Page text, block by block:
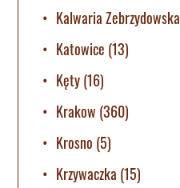
Kalwaria Zebrzydowska
Katowice (13)
Kęty(16)
Krakow (360)
Krosno (5)
Krzywaczka (15)